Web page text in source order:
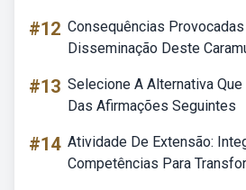
#12 Consequências
Disseminação Deste
#13 Selecione A Alternativa
Das Afirmações Seguintes
#14 Atividade De Extensão:
Competências Para